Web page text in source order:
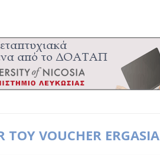
VOUCHER ERGASIA